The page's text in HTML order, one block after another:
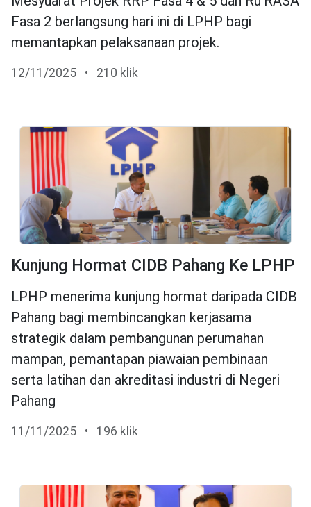
Fasa 2 berlangsung hari ini di LPHP bagi
memantapkan pelaksanaan projek.
12/11/2025 • 210 klik
Kunjung Hormat CIDB Pahang Ke LPHP
LPHP menerima kunjung hormat daripada CIDB
Pahang bagi membincangkan kerjasama
strategik dalam pembangunan perumahan
mampan, pemantapan piawaian pembinaan
serta latihan dan akreditasi industri di Negeri
Pahang
11/11/2025 • 196 klik